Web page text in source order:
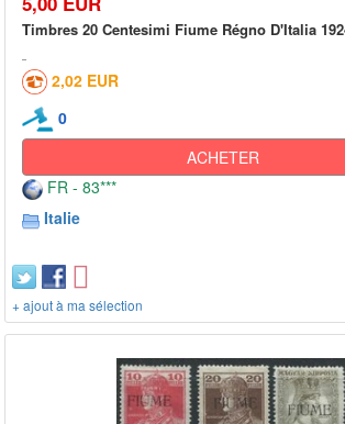
Timbres 20 Centesimi Fiume Régno D'Italia
2,02 EUR
0
ACHETER
FR - 83***
Italie
+ ajout à ma sélection